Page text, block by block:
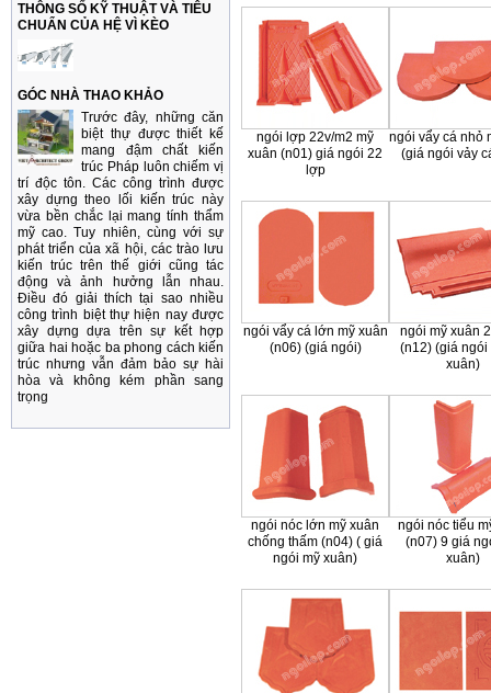
THÔNG SỐ KỸ THUẬT VÀ TIÊU
CHUẨN CỦA HỆ VÌ KÈO
GÓC NHÀ THAO KHẢO
Trước đây, những căn
biệt thự được thiết kế
mang đậm chất kiến
trúc Pháp luôn chiếm vị
trí độc tôn. Các công trình được
xây dựng theo lối kiến trúc này
vừa bền chắc lại mang tính thẩm
mỹ cao. Tuy nhiên, cùng với sự
phát triển của xã hội, các trào lưu
kiến trúc trên thế giới cũng tác
động và ảnh hưởng lẫn nhau.
Điều đó giải thích tại sao nhiều
công trình biệt thự hiện nay được
xây dựng dựa trên sự kết hợp
giữa hai hoặc ba phong cách kiến
trúc nhưng vẫn đảm bảo sự hài
hòa và không kém phần sang
trọng
ngói lợp 22v/m2 mỹ
xuân (n01) giá ngói 22
lợp
ngói vẩy cá nhỏ
(giá ngói vảy
ngói vẩy cá lớn mỹ xuân
(n06) (giá ngói)
ngói mỹ xuân
(n12) (giá ngói
xuân)
ngói nóc lớn mỹ xuân
chống thấm (n04) ( giá
ngói mỹ xuân)
ngói nóc tiểu
(n07) 9 giá
xuân)